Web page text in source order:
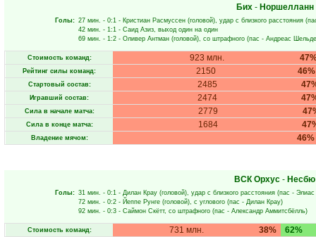
Бих- Норшелланн
Голы: 27 мин. - 0:1 - Кристиан Расмуссен (головой), удар с близкого расстояния
42 мин. - 1:1 - Саид Азиз, выход один на один
69 мин. - 1:2 - Оливер Антман (головой), со штрафного (пас - Андреас
Стоимость команд: 923 млн.
Рейтинг силы команд: 46%
2150
Стартовый состав: 2485
Игравший состав: 2474
Сила в начале матча: 2779
Сила в конце матча: 1684
Владение мячом: 46%
ВСК Орхус - Несбю
Голы: 31 мин. - 0:1 - Дилан Крау (головой), удар с близкого расстояния (пас - Элиас
72 мин. - 0:2 - Йеппе Рунге (головой), с углового (пас - Дилан Крау)
92 мин. - 0:3 - Саймон Скётт, со штрафного (пас - Александр Аммитсбёлль)
Стоимость команд: 38%
731 млн. 62%